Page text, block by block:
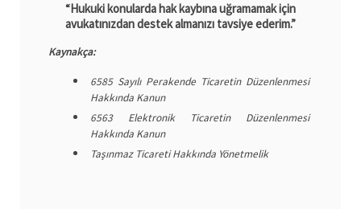
“Hukuki konularda hak kaybına uğramamak için
avukatınızdan destek almanızı tavsiye ederim.”
Kaynakça:
6585 Sayılı Perakende Ticaretin Düzenlenmesi
Hakkında Kanun
6563 Elektronik Ticaretin Düzenlenmesi
Hakkında Kanun
Taşınmaz Ticareti Hakkında Yönetmelik